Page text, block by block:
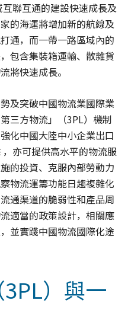
聯互通的建設快速成長及
的海運將增加新的航線及
通，而一帶一路區域內的
包含集裝箱運輸、散雜貨
將快速成長。
及突破中國物流業國際業
三方物流」（3PL）機制
化中國大陸中小企業出口
亦可提供高水平的物流服
的投資、克服內部勞動力
物流運籌功能日趨複雜化
通渠道的脆弱性和產品周
適當的政策設計，相關應
並實踐中國物流國際化途
）與一